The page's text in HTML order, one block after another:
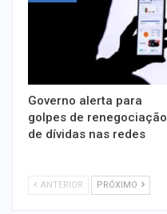
Governo alerta para
golpes de renegociação
de dívidas nas redes
ANTERIOR PRÓXIMO